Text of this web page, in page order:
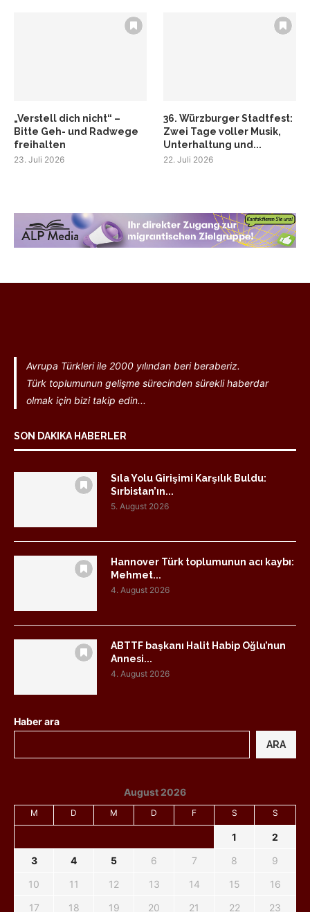
„Verstell dich nicht“ –
Bitte Geh- und Radwege
freihalten
23. Juli 2026
36. Würzburger Stadtfest:
Zwei Tage voller Musik,
Unterhaltung und...
22. Juli 2026
Avrupa Türkleri ile 2000 yılından beri beraberiz.
Türk toplumunun gelişme sürecinden sürekli haberdar
olmak için bizi takip edin...
SON DAKIKA HABERLER
Sıla Yolu Girişimi Karşılık Buldu:
Sırbistan’ın...
5. August 2026
Hannover Türk toplumunun acı kaybı:
Mehmet...
4. August 2026
ABTTF başkanı Halit Habip Oğlu’nun
Annesi...
4. August 2026
Haber ara
ARA
August 2026
M D M D F S S
1
2
3
4 5 6 7 8
9
10
11 12 13 14 15
16
17
18 19 20 21 22 23